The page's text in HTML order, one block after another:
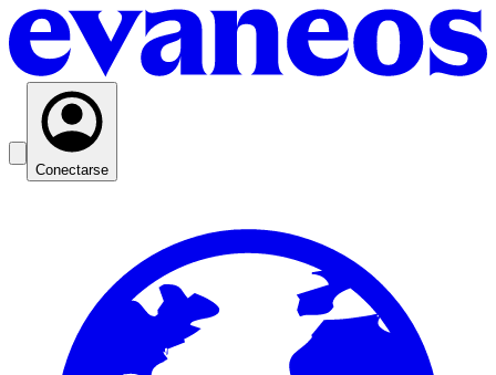
Conectarse